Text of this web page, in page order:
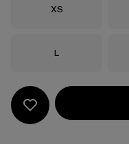
Taglia
XS
Taglia
L